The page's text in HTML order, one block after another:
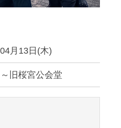
月13日(木)
旧桜宮公会堂